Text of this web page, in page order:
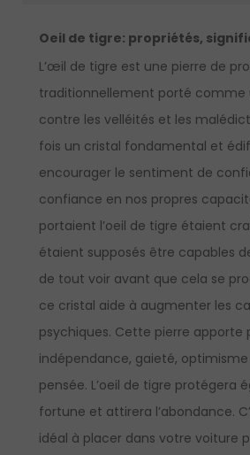
Oeil de tigre: propriétés,
L’œil de tigre est une pierre de
traditionnellement porté comme
contre les velléités et les
fois un cristal fondamental et
encourager le sentiment de
confiance en nos propres
portaient l’oeil de tigre étaient
étaient supposés être capables
de tout voir avant que cela se
ce cristal aide à augmenter les
psychiques. Cette pierre apporte
indépendance, gaieté,
pensée. L’oeil de tigre protégera
fortune et attirera l’abondance.
idéal à placer dans votre voiture